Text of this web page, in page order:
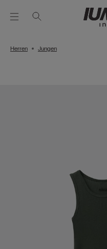
Herren Jungen